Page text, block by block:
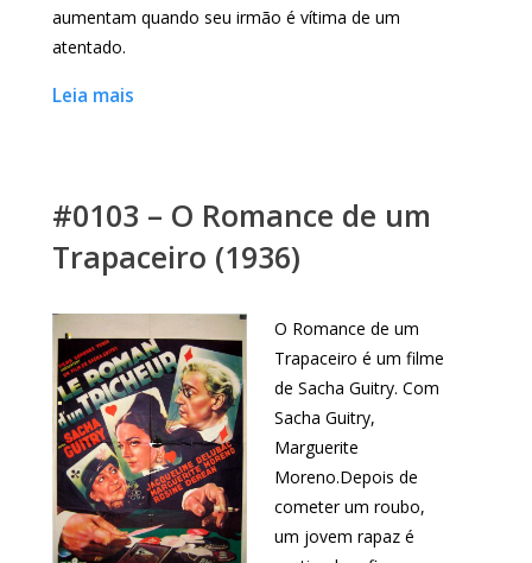
aumentam quando seu irmão é vítima de um
atentado.
Leia mais
#0103 – O Romance de um
Trapaceiro (1936)
O Romance de um
Trapaceiro é um filme
de Sacha Guitry. Com
Sacha Guitry,
Marguerite
Moreno.Depois de
cometer um roubo,
um jovem rapaz é